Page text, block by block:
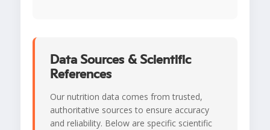
Data Sources & Scientific
References
Our nutrition data comes from trusted,
authoritative sources to ensure accuracy
and reliability. Below are specific scientific